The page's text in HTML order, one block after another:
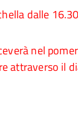
dalle
nel
attraverso il